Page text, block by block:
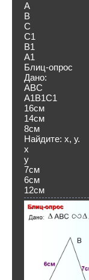
А
В
С
С1
В1
А1
Блиц-опрос
Дано:
ABC
А1В1С1
16см
14см
8см
Найдите: х, у.
х
у
7см
6см
12см